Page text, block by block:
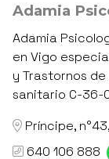
Adamia
Adamia
en Vigo
y Trastornos
sanitario C-36-
Príncipe,
640 106 888